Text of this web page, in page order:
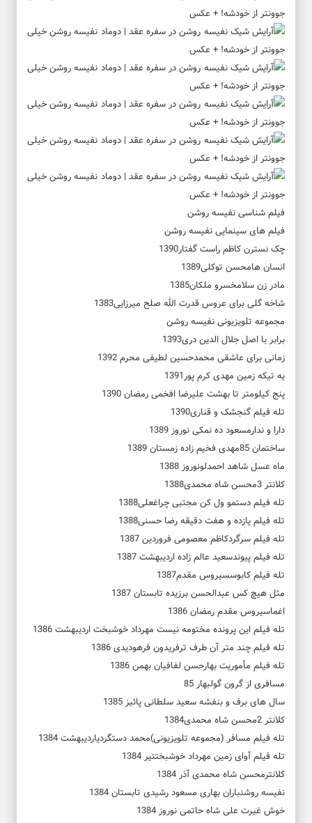
فیلم شناسی نفیسه روشن
فیلم های سینمایی نفیسه روشن
چک نسترن کاظم راست گفتار1390
انسان هامحسن توکلی1389
مادر زن سلامخسرو ملکان1385
شاخه گلی برای عروس قدرت الله صلح میرزایی1383
مجموعه تلویزیونی نفیسه روشن
برابر با اصل جلال الدین دری1393
زمانی برای عاشقی محمدحسین لطیفی محرم 1392
یه تیکه زمین مهدی کرم پور1391
پنج کیلومتر تا بهشت علیرضا افخمی رمضان 1390
تله فیلم گنجشک و قناری1390
دارا و ندارمسعود ده نمکی نوروز 1389
ساختمان 85مهدی فخیم زاده زمستان 1389
ماه عسل شاهد احمدلونوروز 1388
کلانتر 3محسن شاه محمدی1388
تله فیلم دستمو ول کن مجتبی چراغعلی1388
تله فیلم یازده و هفت دقیقه رضا حسنی1388
تله فیلم سرگردکاظم معصومی فروردین 1387
تله فیلم پیوندسعید عالم زاده اردیبهشت 1387
تله فیلم کابوسسیروس مقدم1387
مثل هیچ کس عبدالحسن برزیده تابستان 1387
اغماسیروس مقدم رمضان 1386
تله فیلم این پرونده مختومه نیست مهرداد خوشبخت اردیبهشت 1386
تله فیلم چند متر آن طرف ترفریدون فرهودیدی 1386
تله فیلم مأموریت بهارحسن لفافیان بهمن 1386
مسافری از گرون گولبهار 85
سال های برف و بنفشه سعید سلطانی پائیز 1385
کلانتر 2محسن شاه محمدی1384
تله فیلم مسافر (مجموعه تلویزیونی)محمد دستگردیاردیبهشت 1384
تله فیلم آوای زمین مهرداد خوشبختتیر 1384
کلانترمحسن شاه محمدی آذر 1384
نفیسه روشنباران بهاری مسعود رشیدی تابستان 1384
خوش غیرت علی شاه حاتمی نوروز 1384